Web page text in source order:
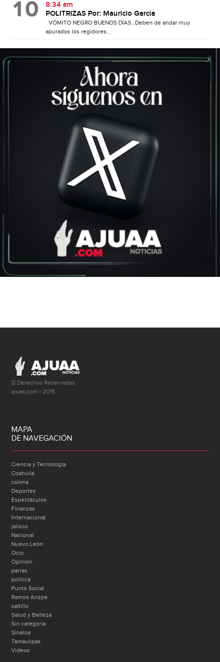
8:34 am
POLITRIZAS Por: Mauricio García
VÓMITO NEGRO BUENOS DÍAS…Deben de andar muy
apurados los regidores...
© Derechos Reservados
ajuaa.com - 2015
MAPA
DE NAVEGACIÓN
Ciencia y Tecnología
Coahuila
colima
Deportes
Espectáculos
Finanzas
Internacional
jalisco
Nacional
Nuevo León
Ocio
Opinión
parras
politica
Punto Social
Ramos Arizpe
saltillo
Salud y Belleza
Sin categoría
Sinaloa
Tamaulipas
Videos